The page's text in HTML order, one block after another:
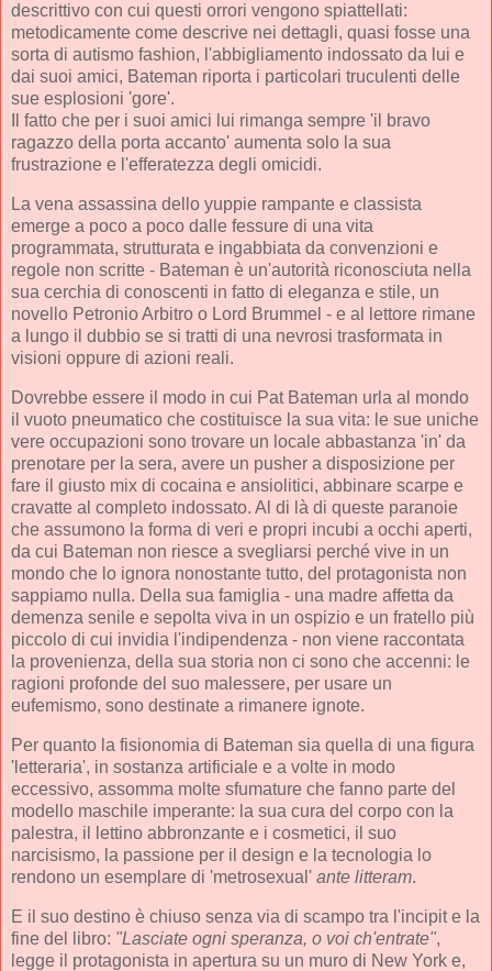
descrittivo con cui questi orrori vengono spiattellati:
metodicamente come descrive nei dettagli, quasi fosse una
sorta di autismo fashion, l'abbigliamento indossato da lui e
dai suoi amici, Bateman riporta i particolari truculenti delle
sue esplosioni 'gore'.
Il fatto che per i suoi amici lui rimanga sempre 'il bravo
ragazzo della porta accanto' aumenta solo la sua
frustrazione e l'efferatezza degli omicidi.
La vena assassina dello yuppie rampante e classista
emerge a poco a poco dalle fessure di una vita
programmata, strutturata e ingabbiata da convenzioni e
regole non scritte - Bateman è un'autorità riconosciuta nella
sua cerchia di conoscenti in fatto di eleganza e stile, un
novello Petronio Arbitro o Lord Brummel - e al lettore rimane
a lungo il dubbio se si tratti di una nevrosi trasformata in
visioni oppure di azioni reali.
Dovrebbe essere il modo in cui Pat Bateman urla al mondo
il vuoto pneumatico che costituisce la sua vita: le sue uniche
vere occupazioni sono trovare un locale abbastanza 'in' da
prenotare per la sera, avere un pusher a disposizione per
fare il giusto mix di cocaina e ansiolitici, abbinare scarpe e
cravatte al completo indossato. Al di là di queste paranoie
che assumono la forma di veri e propri incubi a occhi aperti,
da cui Bateman non riesce a svegliarsi perché vive in un
mondo che lo ignora nonostante tutto, del protagonista non
sappiamo nulla. Della sua famiglia - una madre affetta da
demenza senile e sepolta viva in un ospizio e un fratello più
piccolo di cui invidia l'indipendenza - non viene raccontata
la provenienza, della sua storia non ci sono che accenni: le
ragioni profonde del suo malessere, per usare un
eufemismo, sono destinate a rimanere ignote.
Per quanto la fisionomia di Bateman sia quella di una figura
'letteraria', in sostanza artificiale e a volte in modo
eccessivo, assomma molte sfumature che fanno parte del
modello maschile imperante: la sua cura del corpo con la
palestra, il lettino abbronzante e i cosmetici, il suo
narcisismo, la passione per il design e la tecnologia lo
rendono un esemplare di 'metrosexual' ante litteram.
E il suo destino è chiuso senza via di scampo tra l'incipit e la
fine del libro: "Lasciate ogni speranza, o voi ch'entrate",
legge il protagonista in apertura su un muro di New York e,